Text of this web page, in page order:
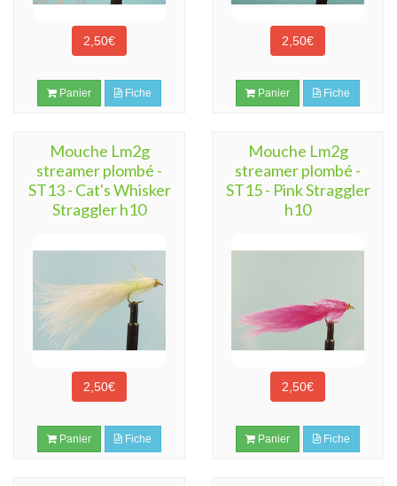
2,50€
Panier Fiche
2,50€
Panier Fiche
Mouche Lm2g
streamer plombé -
ST13 - Cat's Whisker
Straggler h10
2,50€
Panier Fiche
Mouche Lm2g
streamer plombé -
ST15 - Pink Straggler
h10
2,50€
Panier Fiche